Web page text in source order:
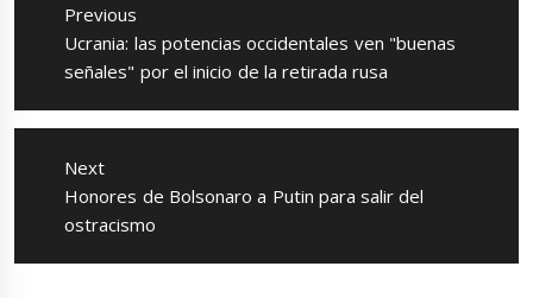
entradas
Previous
Previous
post:
Ucrania: las potencias occidentales ven "buenas
señales" por el inicio de la retirada rusa
Next
Next
post:
Honores de Bolsonaro a Putin para salir del
ostracismo